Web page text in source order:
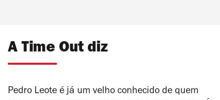
A Time Out diz
Pedro Leote é já um velho conhecido de quem